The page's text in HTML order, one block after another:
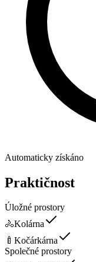
Automaticky získáno
Praktičnost
Úložné prostory
🚴Kolárna
🍼 Kočárkárna
Společné prostory